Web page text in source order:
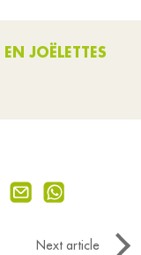
JOËLETTES
Next article